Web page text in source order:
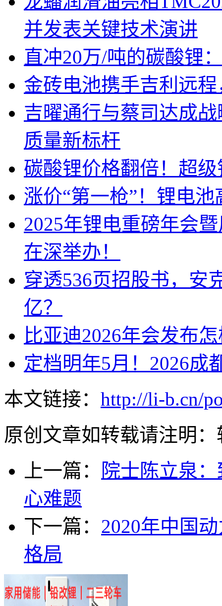
并发表关键技术演讲
直冲20万/吨的碳酸锂
金砖电池携手吉利远
吉曜通行与蔡司达成
质量新标杆
碳酸锂价格翻倍！超
涨价“第一枪”！锂电
2025年锂电重磅年会
在深举办！
穿透536页招股书，安
亿？
比亚迪2026年会发布
定档明年5月！2026成
本文链接： http://li-b.cn/
原创文章如转载请注明：
上一篇：
院士陈立泉
心难题
下一篇： 2020年中国
格局